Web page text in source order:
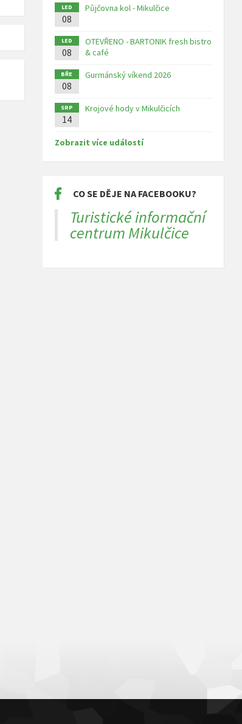
LED
08
Půjčovna kol - Mikulčice
LED
08
OTEVŘENO - BARTONIK fresh bistro
& café
BŘE
08
Gurmánský víkend 2026
SRP
14
Krojové hody v Mikulčicích
Zobrazit více událostí
CO SE DĚJE NA FACEBOOKU?
Turistické informační
centrum Mikulčice